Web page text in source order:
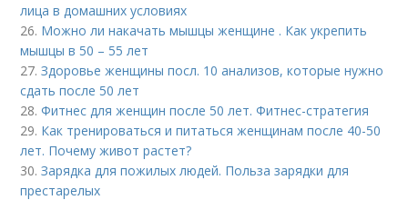
лица в домашних условиях
26. Можно ли накачать мышцы женщине . Как укрепить
мышцы в 50 – 55 лет
27.Здоровье женщины посл. 10 анализов, которые нужно
сдать после 50 лет
28.Фитнес для женщин после 50 лет. Фитнес-стратегия
29. Как тренироваться и питаться женщинам после 40-50
лет. Почему живот растет?
30.Зарядка для пожилых людей. Польза зарядки для
престарелых